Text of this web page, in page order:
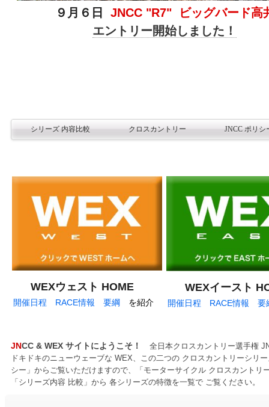
９月６日 JNCC "R7"
ビッグバード高
エントリー開始しました！
シリーズ 内容比較 クロスカントリー JNCC ポリ
WEXウェスト HOME
開催日程 RACE情報 要綱 を紹介
WEXイースト
開催日程 RACE情報
JNCC & WEX サイトにようこそ！
全日本クロスカントリー選手権
ドキドキのニューウェーブな WEX、この二つの クロスカントリーシリ
シー」からご覧いただけますので、「モーターサイクル クロスカント
「シリーズ内容 比較」から 各シリーズの特徴を一覧で ご覧ください。